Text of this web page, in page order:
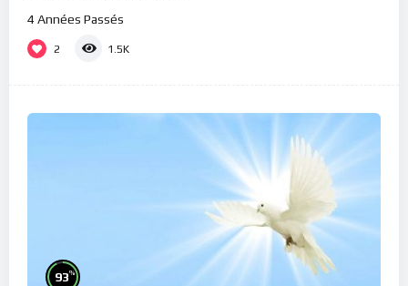
4 Années Passés
2 1.5K
93%